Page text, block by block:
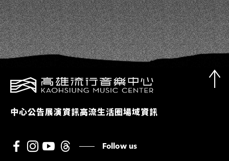
中心公告展演資訊高流生活圈場域資訊
Follow us